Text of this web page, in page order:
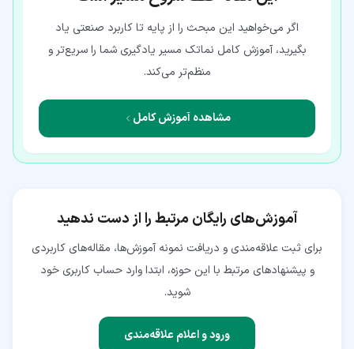
اگر می‌خواهید این مبحث را از پایه تا کاربرد صنعتی یاد
بگیرید، آموزش کامل نماتک مسیر یادگیری شما را سریع‌تر و
منظم‌تر می‌کند.
مشاهده آموزش کامل
آموزش‌های رایگان مرتبط را از دست ندهید
برای ثبت علاقه‌مندی و دریافت نمونه آموزش‌ها، مقاله‌های کاربردی
و پیشنهادهای مرتبط با این حوزه، ابتدا وارد حساب کاربری خود
شوید.
ورود و اعلام علاقه‌مندی